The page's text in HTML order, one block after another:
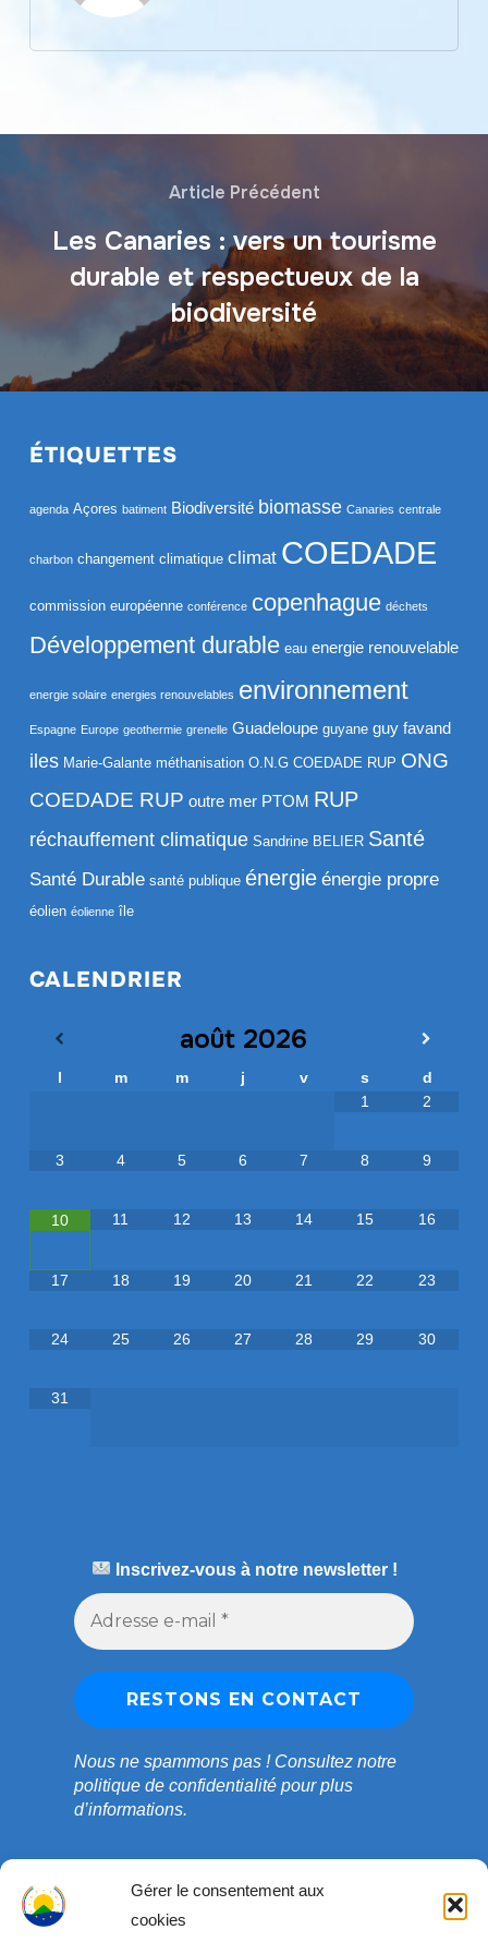
Gérer le consentement aux
cookies
Article Précédent
Les Canaries : vers un tourisme
durable et respectueux de la
biodiversité
ÉTIQUETTES
agenda Açores batiment Biodiversité biomasse Canaries centrale
charbon changement climatique climat COEDADE
commission européenne conférence copenhague déchets
Développement durable eau energie renouvelable
energie solaire energies renouvelables environnement
Espagne Europe geothermie grenelle Guadeloupe guyane guy favand
iles Marie-Galante méthanisation O.N.G COEDADE RUP ONG
COEDADE RUP outre mer PTOM RUP
réchauffement climatique Sandrine BELIER Santé
Santé Durable santé publique énergie énergie propre
éolien éolienne île
CALENDRIER
août 2026
l m m j v s
d
1
2
3 4 5 6 7 8 9
10 11 12 13 14 15 16
17 18 19 20 21 22 23
24 25 26 27 28 29 30
31
Inscrivez-vous à notre newsletter !
Nous ne spammons pas ! Consultez notre
politique de confidentialitépour plus
d’informations.